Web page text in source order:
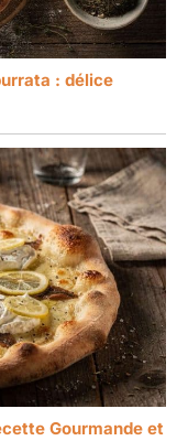
: délice
Gourmande et